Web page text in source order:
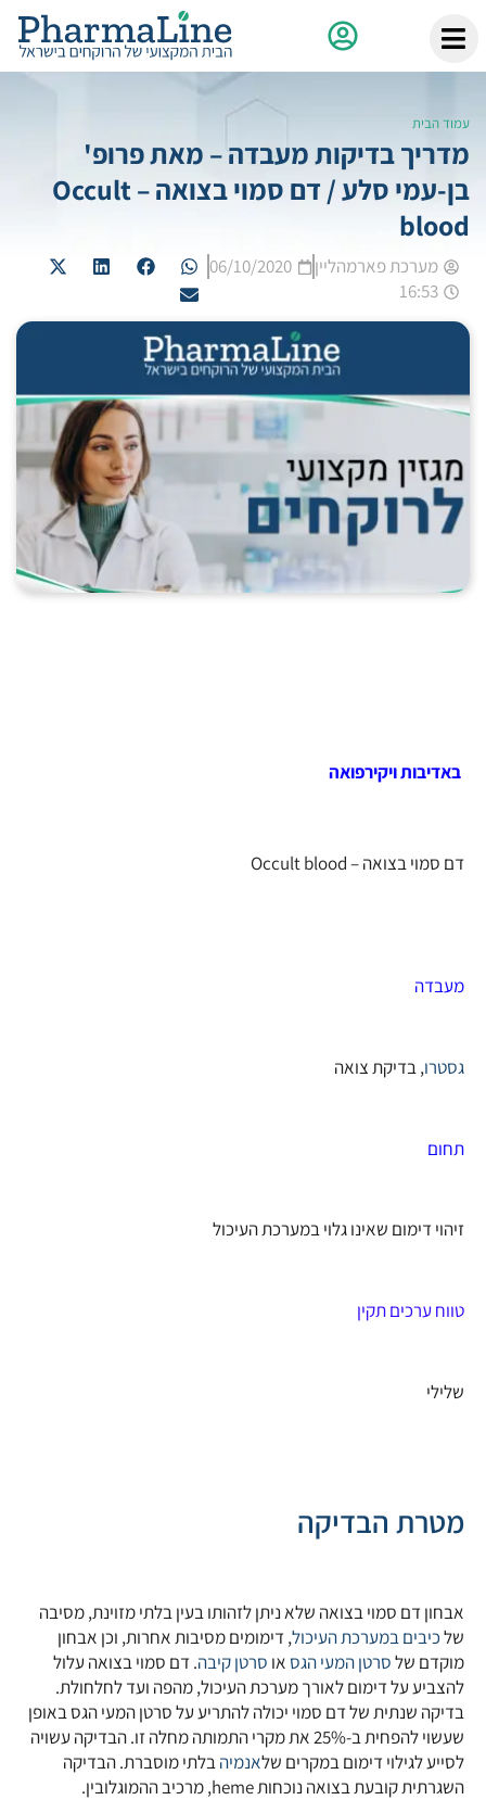
עמוד הבית
מדריך בדיקות מעבדה – מאת פרופ'
בן-עמי סלע / דם סמוי בצואה – Occult
blood
מערכת פארמהליין
06/10/2020
16:53
באדיבות ויקירפואה
דם סמוי בצואה – Occult blood
מעבדה
גסטרו, בדיקת צואה
תחום
זיהוי דימום שאינו גלוי במערכת העיכול
טווח ערכים תקין
שלילי
מטרת הבדיקה
אבחון דם סמוי בצואה שלא ניתן לזהותו בעין בלתי מזוינת, מסיבה
שלכיבים במערכת העיכול, דימומים מסיבות אחרות, וכן אבחון
מוקדם שלסרטן המעי הגס או סרטן קיבה. דם סמוי בצואה עלול
להצביע על דימום לאורך מערכת העיכול, מהפה ועד לחלחולת.
בדיקה שנתית של דם סמוי יכולה להתריע על סרטן המעי הגס באופן
שעשוי להפחית ב-25% את מקרי התמותה מחלה זו. הבדיקה עשויה
לסייע לגילוי דימום במקרים שלאנמיהבלתי מוסברת. הבדיקה
השגרתית קובעת בצואה נוכחות heme, מרכיב ההמוגלובין.